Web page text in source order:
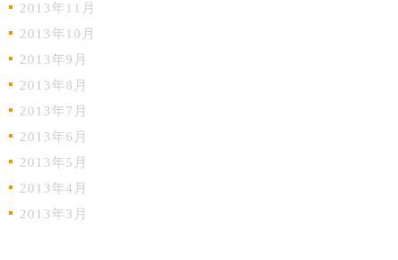
2013年11月
2013年10月
2013年9月
2013年8月
2013年7月
2013年6月
2013年5月
2013年4月
2013年3月